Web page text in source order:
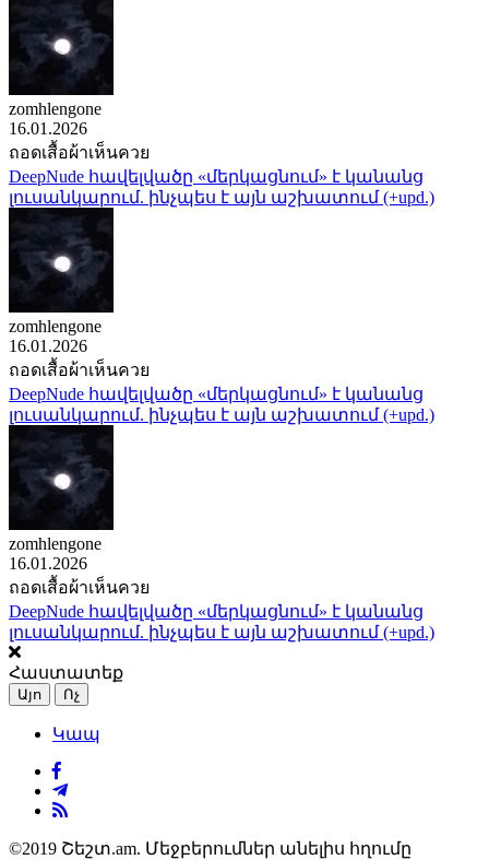
zomhlengone
16.01.2026
ถอดเสื้อผ้าเห็นควย
DeepNude հավելվածը «մերկացնում» է կանանց
լուսանկարում. ինչպես է այն աշխատում (+upd.)
zomhlengone
16.01.2026
ถอดเสื้อผ้าเห็นควย
DeepNude հավելվածը «մերկացնում» է կանանց
լուսանկարում. ինչպես է այն աշխատում (+upd.)
zomhlengone
16.01.2026
ถอดเสื้อผ้าเห็นควย
DeepNude հավելվածը «մերկացնում» է կանանց
լուսանկարում. ինչպես է այն աշխատում (+upd.)
Հաստատեք
Այո Ոչ
Կապ
©2019 Շեշտ.am. Մեջբերումներ անելիս հղումը